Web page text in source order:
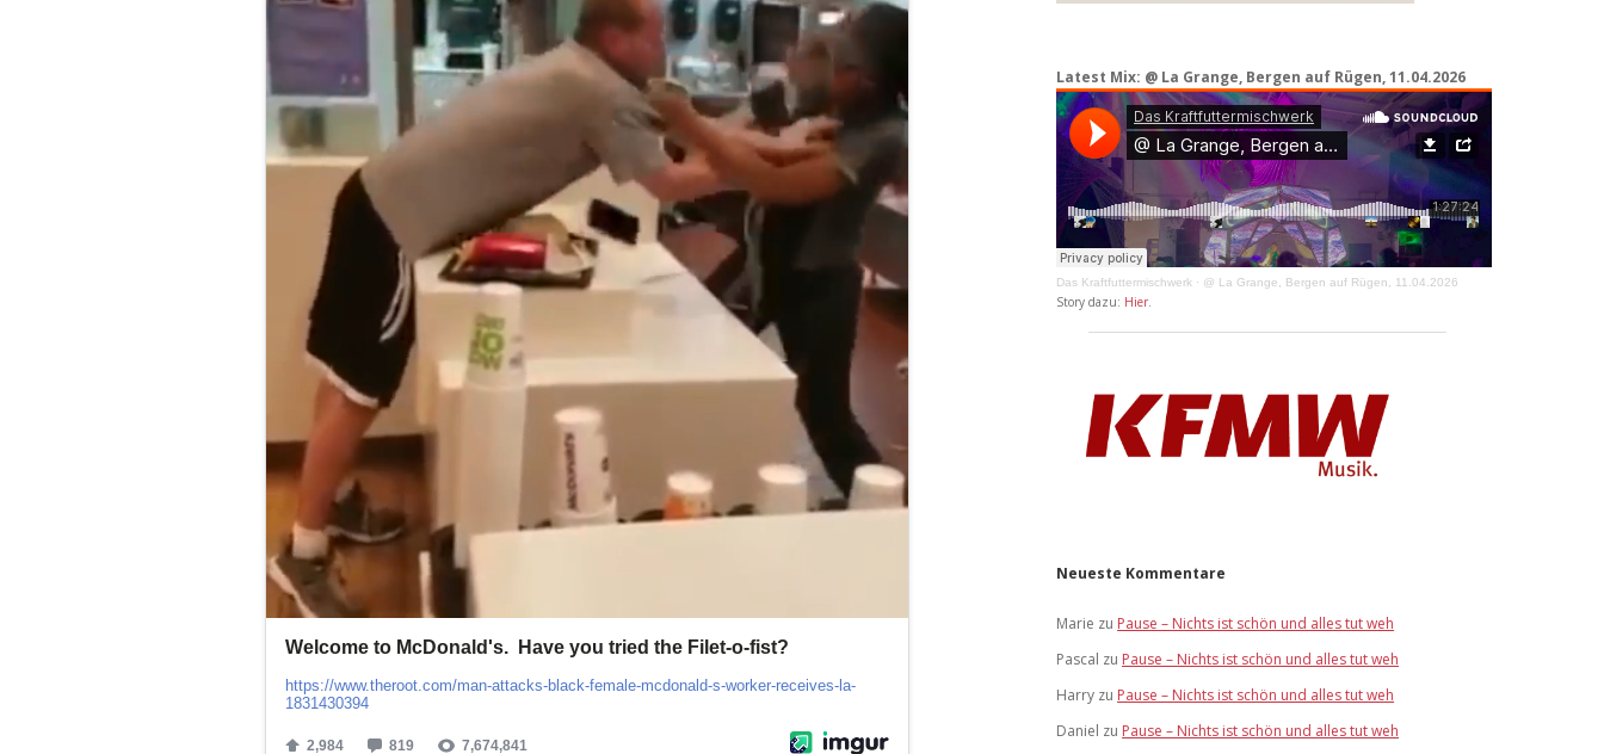
Latest Mix: @ La Grange, Bergen auf Rügen, 11.04.2026
Das Kraftfuttermischwerk · @ La Grange, Bergen auf Rügen, 11.04.2026
Story dazu: Hier.
Neueste Kommentare
Marie zu Pause – Nichts ist schön und alles tut weh
Pascal zu Pause – Nichts ist schön und alles tut weh
Harry zu Pause – Nichts ist schön und alles tut weh
Daniel zu Pause – Nichts ist schön und alles tut weh